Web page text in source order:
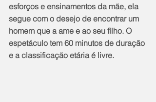
esforços e ensinamentos da mãe, ela
segue com o desejo de encontrar um
homem que a ame e ao seu filho. O
espetáculo tem 60 minutos de duração
e a classificação etária é livre.